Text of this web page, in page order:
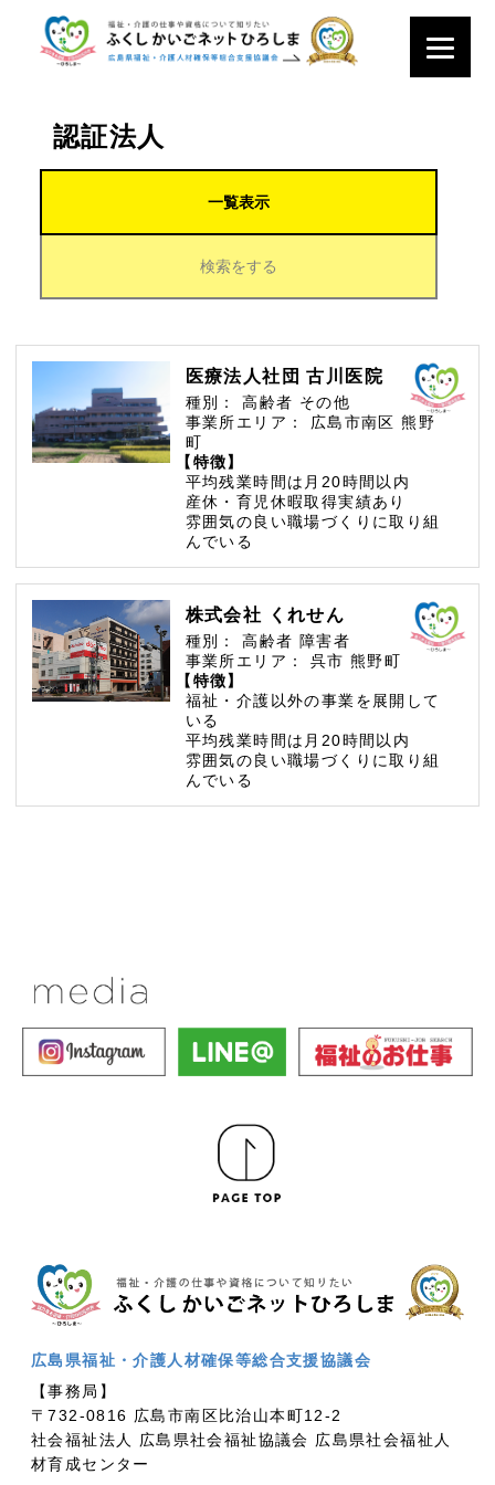
認証法人
一覧表示
検索をする
医療法人社団 古川医院
種別： 高齢者 その他
事業所エリア：
広島市南区熊野
町
【特徴】
平均残業時間は月20時間以内
産休・育児休暇取得実績あり
雰囲気の良い職場づくりに取り組
んでいる
株式会社 くれせん
種別： 高齢者 障害者
事業所エリア：
呉市熊野町
【特徴】
福祉・介護以外の事業を展開して
いる
平均残業時間は月20時間以内
雰囲気の良い職場づくりに取り組
んでいる
広島県福祉・介護人材確保等総合支援協議会
【事務局】
〒732-0816 広島市南区比治山本町12-2
社会福祉法人 広島県社会福祉協議会 広島県社会福祉人
材育成センター